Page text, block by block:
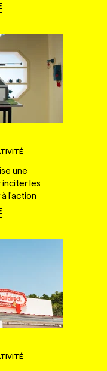
une
les
à l'action